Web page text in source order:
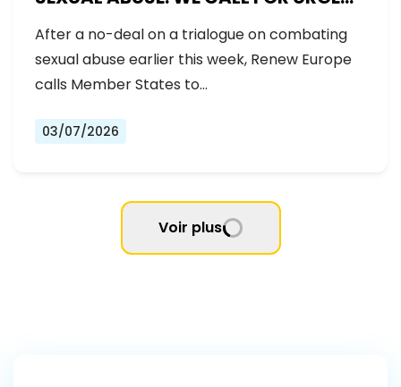
NEGOTIATIONS AND PERMANENT
SOLUTION
After a no-deal on a trialogue on combating
sexual abuse earlier this week, Renew Europe
calls Member States to…
03/07/2026
Voir plus